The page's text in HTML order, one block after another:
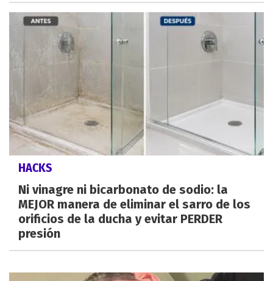
HACKS
Ni vinagre ni bicarbonato de sodio: la
MEJOR manera de eliminar el sarro de los
orificios de la ducha y evitar PERDER
presión